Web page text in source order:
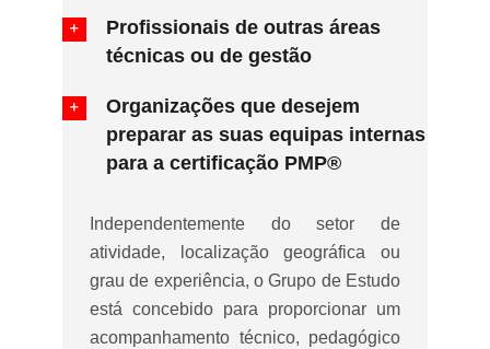
Profissionais de outras áreas
técnicas ou de gestão
Organizações que desejem
preparar as suas equipas internas
para a certificação PMP®
Independentemente do setor de
atividade, localização geográfica ou
grau de experiência, o Grupo de Estudo
está concebido para proporcionar um
acompanhamento técnico, pedagógico